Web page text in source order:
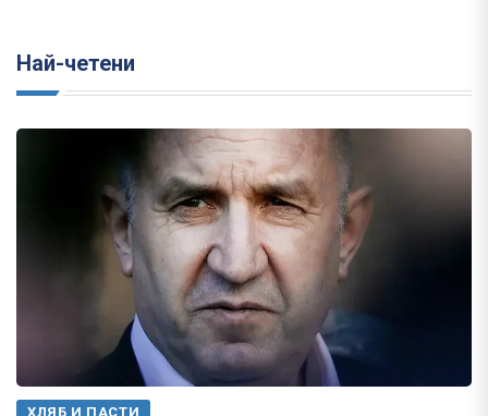
Най-четени
ХЛЯБ И ПАСТИ